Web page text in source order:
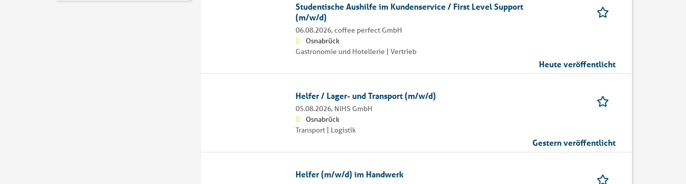
Studentische Aushilfe im Kundenservice / First Level Support
(m/w/d)
06.08.2026,coffee perfect GmbH
Osnabrück
Gastronomie und Hotellerie | Vertrieb
Heute veröffentlicht
Helfer / Lager- und Transport (m/w/d)
05.08.2026, NIHS GmbH
Osnabrück
Transport | Logistik
Gestern veröffentlicht
Helfer (m/w/d) im Handwerk